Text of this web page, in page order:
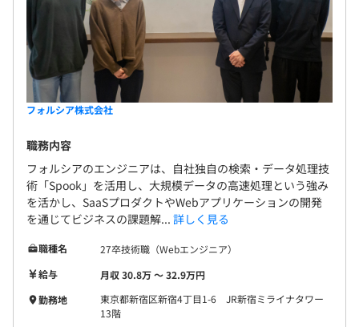
【開発環境】
・プログラミング言語：TypeScript, Python, SQL
・フレームワーク：Node.js, Next.js, Express, React,
Redux, Express, Jest
・データベース：PostreSQL
・ソースコード管理：GitLab
・情報共有ツール：esa, Slack
・その他：Athena, Docker, Kubernetes, GitLab-
CI,Prometheus, Swagger, Jenkins, AWS,Linux
なっています。
フォルシア株式会社
職務内容
フォルシアのエンジニアは、自社独自の検索・データ処理技
術「Spook」を活用し、大規模データの高速処理という強み
を活かし、SaaSプロダクトやWebアプリケーションの開発
を通じてビジネスの課題解... 詳しく見る
職種名
27卒技術職（Webエンジニア）
給与
月収 30.8万 〜 32.9万円
勤務地
東京都新宿区新宿4丁目1-6 JR新宿ミライナタワー
13階